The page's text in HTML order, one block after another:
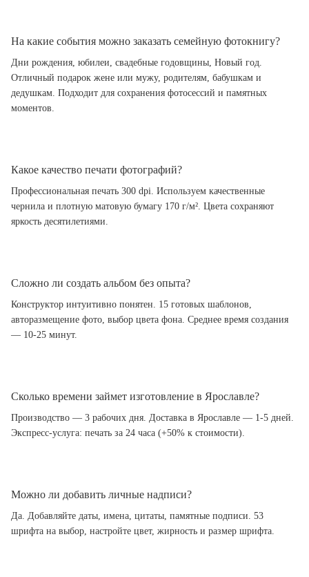
На какие события можно заказать семейную фотокнигу?
Дни рождения, юбилеи, свадебные годовщины, Новый год.
Отличный подарок жене или мужу, родителям, бабушкам и
дедушкам. Подходит для сохранения фотосессий и памятных
моментов.
Какое качество печати фотографий?
Профессиональная печать 300 dpi. Используем качественные
чернила и плотную матовую бумагу 170 г/м². Цвета сохраняют
яркость десятилетиями.
Сложно ли создать альбом без опыта?
Конструктор интуитивно понятен. 15 готовых шаблонов,
авторазмещение фото, выбор цвета фона. Среднее время создания
— 10-25 минут.
Сколько времени займет изготовление в Ярославле?
Производство — 3 рабочих дня. Доставка в Ярославле — 1-5 дней.
Экспресс-услуга: печать за 24 часа (+50% к стоимости).
Можно ли добавить личные надписи?
Да. Добавляйте даты, имена, цитаты, памятные подписи. 53
шрифта на выбор, настройте цвет, жирность и размер шрифта.